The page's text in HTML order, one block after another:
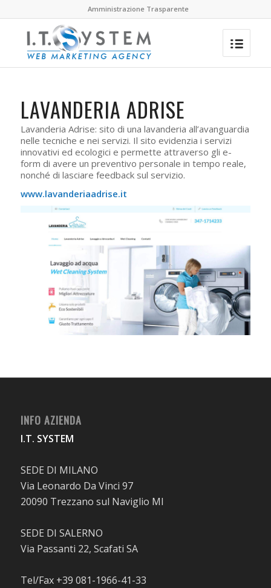
Amministrazione Trasparente
LAVANDERIA ADRISE
Lavanderia Adrise: sito di una lavanderia all’avanguardia
nelle tecniche e nei servizi. Il sito evidenzia i servizi
innovativi ed ecologici e permette attraverso gli e-
form di avere un preventivo personale in tempo reale,
nonché di lasciare feedback sul servizio.
www.lavanderiaadrise.it
INFO AZIENDA
I.T. SYSTEM
SEDE DI MILANO
Via Leonardo Da Vinci 97
20090 Trezzano sul Naviglio MI
SEDE DI SALERNO
Via Passanti 22, Scafati SA
Tel/Fax +39 081-1966-41-33